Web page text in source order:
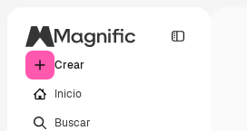
Crear
Inicio
Buscar